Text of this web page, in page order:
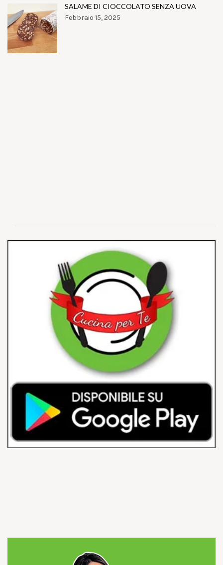
SALAME DI CIOCCOLATO SENZA UOVA
Febbraio 15, 2025